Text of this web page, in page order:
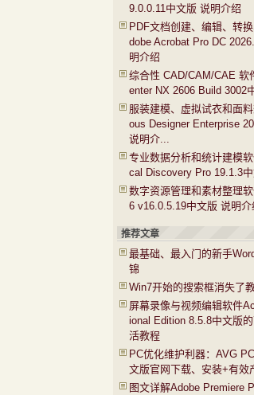
9.0.0.11中文版 说明介绍
PDF文档创建、编辑、转
dobe Acrobat Pro DC
明介绍
综合性 CAD/CAM/CAE 软
enter NX 2606 Build 3002
服装建模、虚拟试衣和面
ous Designer Enterprise
说明介...
专业数据分析和统计建模
cal Discovery Pro 19.1.3
数字资源管理和素材整理
6 v16.0.5.19中文版 说明介
推荐文章
最基础、最入门的新手
锦
Win7开始的搜索框消失了
屏幕录像与视频编辑软件
ional Edition 8.5.8中文版
活教程
PC优化维护利器：AVG
文版官网下载、安装+有效
图文详解Adobe Premiere